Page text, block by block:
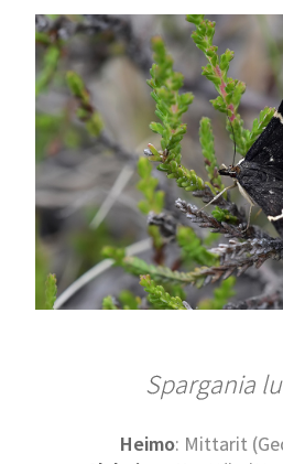
Spargania
Heimo: Mittarit